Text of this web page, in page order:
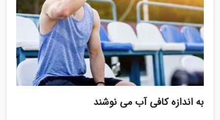
به اندازه کافی آب می نوشند